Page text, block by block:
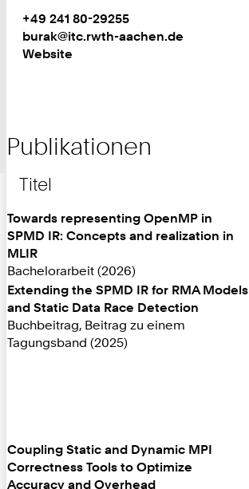
Work
Telefon:
+
4
8
0
2
9
5
5
+49 241 80-29255
Work
burak@itc.rwth-aachen.de
Website
Publikationen
Titel
Towards representing OpenMP in
SPMD IR: Concepts and realization in
MLIR
Bachelorarbeit (2026)
Extending the SPMD IR for RMA Models
and Static Data Race Detection
Buchbeitrag, Beitrag zu einem
Tagungsband (2025)
Coupling Static and Dynamic MPI
Correctness Tools to Optimize
Accuracy and Overhead